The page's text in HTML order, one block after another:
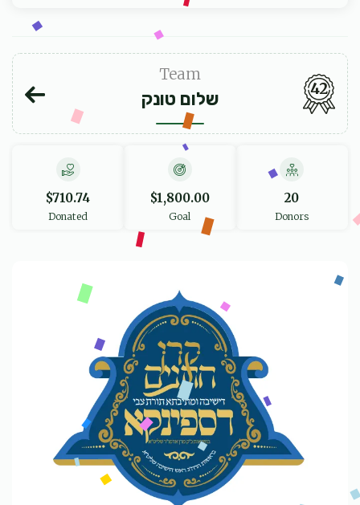
Team
שלום טונק
42
$710.74
Donated
$1,800.00
Goal
20
Donors